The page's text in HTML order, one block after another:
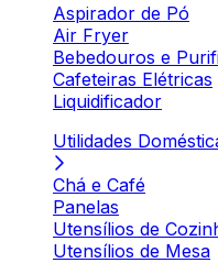
Aspirador de Pó
Air Fryer
Bebedouros e
Cafeteiras Elétricas
Liquidificador
Utilidades
Chá e Café
Panelas
Utensílios de
Utensílios de Mesa